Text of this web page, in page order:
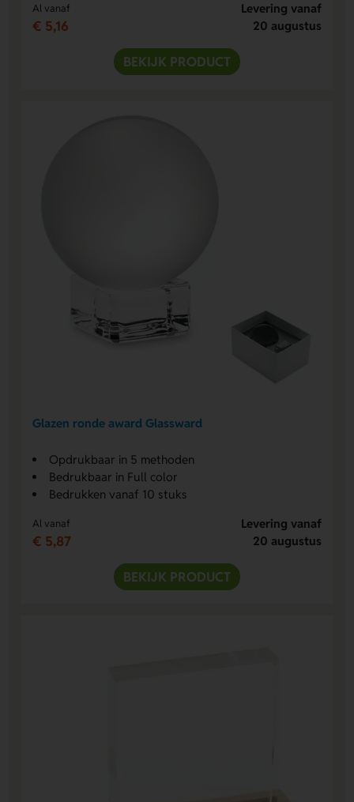
Al vanaf
€ 5,16
Levering vanaf
20 augustus
BEKIJK PRODUCT
Glazen ronde award Glassward
Opdrukbaar in 5 methoden
Bedrukbaar in Full color
Bedrukken vanaf 10 stuks
Al vanaf
€ 5,87
Levering vanaf
20 augustus
BEKIJK PRODUCT